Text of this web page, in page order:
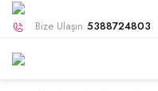
Bize Ulaşın 5388724803